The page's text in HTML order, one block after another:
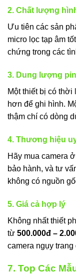
2. Chất lượng
Ưu tiên các sản
micro lọc tạp âm
chứng trong các
3. Dung lượng
Một thiết bị có
hơn để ghi hình.
thậm chí có dòng
4. Thương hiệu
Hãy mua camera
bảo hành, và tư
không có nguồn
5. Giá cả hợp lý
Không nhất thiết
từ 500.000đ –
camera ngụy
7. Top Các